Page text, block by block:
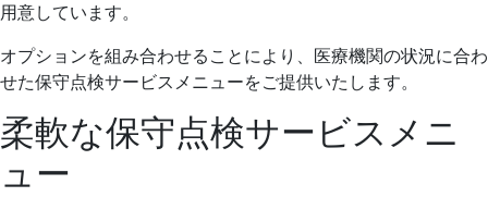
用意しています。
オプションを組み合わせることにより、医療機関の状況に合わ
せた保守点検サービスメニューをご提供いたします。
柔軟な保守点検サービスメニ
ュー